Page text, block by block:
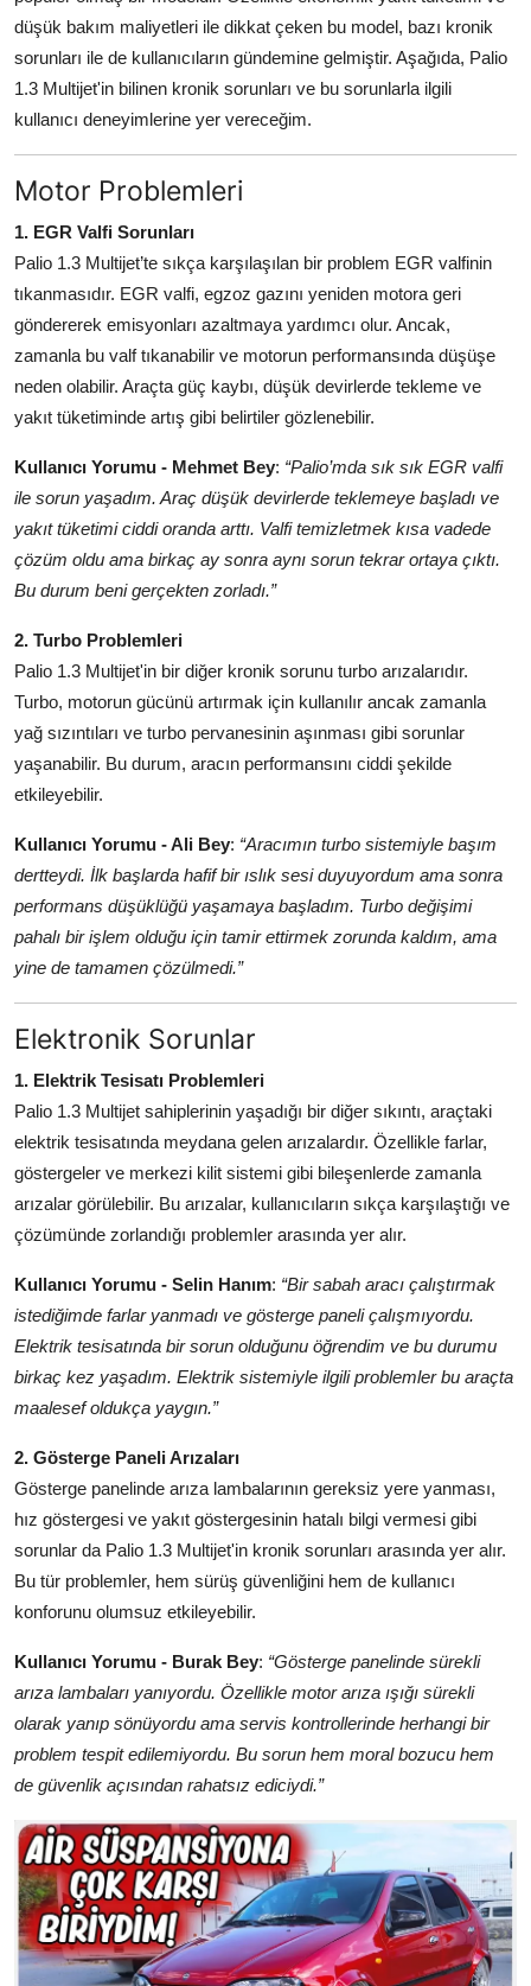
LPG & Yakıt
Elektrik & Akü
Aydınlatma & Görüş
Dizel Sistemler
Multimedya & Elektronik
düşük bakım maliyetleri ile dikkat çeken bu model, bazı kronik
sorunları ile de kullanıcıların gündemine gelmiştir. Aşağıda, Palio
1.3 Multijet'in bilinen kronik sorunları ve bu sorunlarla ilgili
kullanıcı deneyimlerine yer vereceğim.
Motor Problemleri
1. EGR Valfi Sorunları
Palio 1.3 Multijet’te sıkça karşılaşılan bir problem EGR valfinin
tıkanmasıdır. EGR valfi, egzoz gazını yeniden motora geri
göndererek emisyonları azaltmaya yardımcı olur. Ancak,
zamanla bu valf tıkanabilir ve motorun performansında düşüşe
neden olabilir. Araçta güç kaybı, düşük devirlerde tekleme ve
yakıt tüketiminde artış gibi belirtiler gözlenebilir.
Kullanıcı Yorumu - Mehmet Bey: “Palio’mda sık sık EGR valfi
ile sorun yaşadım. Araç düşük devirlerde teklemeye başladı ve
yakıt tüketimi ciddi oranda arttı. Valfi temizletmek kısa vadede
çözüm oldu ama birkaç ay sonra aynı sorun tekrar ortaya çıktı.
Bu durum beni gerçekten zorladı.”
2. Turbo Problemleri
Palio 1.3 Multijet'in bir diğer kronik sorunu turbo arızalarıdır.
Turbo, motorun gücünü artırmak için kullanılır ancak zamanla
yağ sızıntıları ve turbo pervanesinin aşınması gibi sorunlar
yaşanabilir. Bu durum, aracın performansını ciddi şekilde
etkileyebilir.
Kullanıcı Yorumu - Ali Bey: “Aracımın turbo sistemiyle başım
dertteydi. İlk başlarda hafif bir ıslık sesi duyuyordum ama sonra
performans düşüklüğü yaşamaya başladım. Turbo değişimi
pahalı bir işlem olduğu için tamir ettirmek zorunda kaldım, ama
yine de tamamen çözülmedi.”
Elektronik Sorunlar
1. Elektrik Tesisatı Problemleri
Palio 1.3 Multijet sahiplerinin yaşadığı bir diğer sıkıntı, araçtaki
elektrik tesisatında meydana gelen arızalardır. Özellikle farlar,
göstergeler ve merkezi kilit sistemi gibi bileşenlerde zamanla
arızalar görülebilir. Bu arızalar, kullanıcıların sıkça karşılaştığı ve
çözümünde zorlandığı problemler arasında yer alır.
Kullanıcı Yorumu - Selin Hanım: “Bir sabah aracı çalıştırmak
istediğimde farlar yanmadı ve gösterge paneli çalışmıyordu.
Elektrik tesisatında bir sorun olduğunu öğrendim ve bu durumu
birkaç kez yaşadım. Elektrik sistemiyle ilgili problemler bu araçta
maalesef oldukça yaygın.”
2. Gösterge Paneli Arızaları
Gösterge panelinde arıza lambalarının gereksiz yere yanması,
hız göstergesi ve yakıt göstergesinin hatalı bilgi vermesi gibi
sorunlar da Palio 1.3 Multijet'in kronik sorunları arasında yer alır.
Bu tür problemler, hem sürüş güvenliğini hem de kullanıcı
konforunu olumsuz etkileyebilir.
Kullanıcı Yorumu - Burak Bey: “Gösterge panelinde sürekli
arıza lambaları yanıyordu. Özellikle motor arıza ışığı sürekli
olarak yanıp sönüyordu ama servis kontrollerinde herhangi bir
problem tespit edilemiyordu. Bu sorun hem moral bozucu hem
de güvenlik açısından rahatsız ediciydi.”